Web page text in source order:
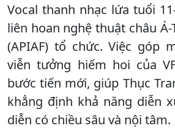
Vocal thanh nhạc lứa tuổi
liên hoan nghệ thuật châu
(APIAF) tổ chức. Việc góp
viễn tưởng hiếm hoi của
bước tiến mới, giúp Thục
khẳng định khả năng diễn
diễn có chiều sâu và nội tâm.